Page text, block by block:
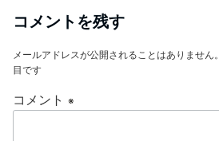
b
o
o
コメントを残す
メールアドレスが公開されることはありません。
目です
コメント ※